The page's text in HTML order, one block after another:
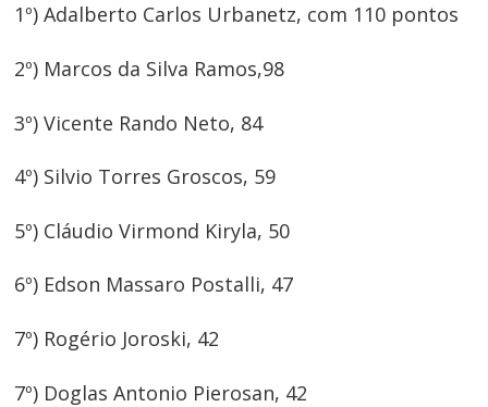
1º) Adalberto Carlos Urbanetz, com 110 pontos
2º) Marcos da Silva Ramos,98
3º) Vicente Rando Neto, 84
4º) Silvio Torres Groscos, 59
5º) Cláudio Virmond Kiryla, 50
6º) Edson Massaro Postalli, 47
7º) Rogério Joroski, 42
7º) Doglas Antonio Pierosan, 42